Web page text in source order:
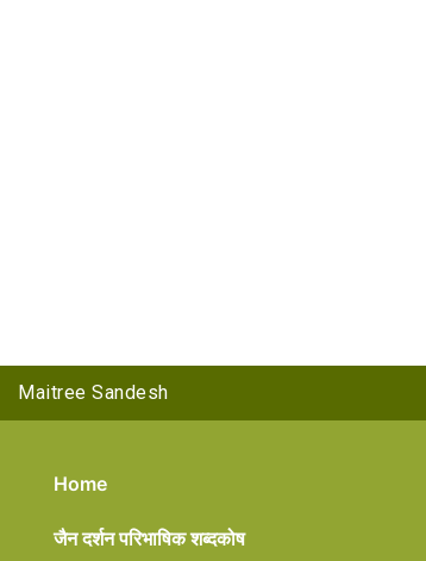
Maitree Sandesh
Home
जैन दर्शन परिभाषिक शब्दकोष